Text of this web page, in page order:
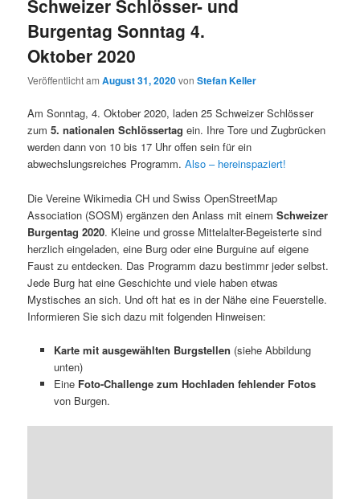
Schweizer Schlösser- und
Burgentag Sonntag 4.
Oktober 2020
Veröffentlicht amAugust 31, 2020vonStefan Keller
Am Sonntag, 4. Oktober 2020, laden 25 Schweizer Schlösser
zum5. nationalen Schlössertagein. Ihre Tore und Zugbrücken
werden dann von 10 bis 17 Uhr offen sein für ein
abwechslungsreiches Programm.Also – hereinspaziert!
Die Vereine Wikimedia CH und Swiss OpenStreetMap
Association (SOSM) ergänzen den Anlass mit einemSchweizer
Burgentag 2020. Kleine und grosse Mittelalter-Begeisterte sind
herzlich eingeladen, eine Burg oder eine Burguine auf eigene
Faust zu entdecken. Das Programm dazu bestimmr jeder selbst.
Jede Burg hat eine Geschichte und viele haben etwas
Mystisches an sich. Und oft hat es in der Nähe eine Feuerstelle.
Informieren Sie sich dazu mit folgenden Hinweisen:
Karte mit ausgewählten Burgstellen (siehe Abbildung
unten)
Eine Foto-Challenge zum Hochladen fehlender Fotos
von Burgen.